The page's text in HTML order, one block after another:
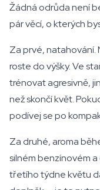
Žádná odrůda není
pár věcí, o kterých
Za prvé, natahování.
roste do výšky. Ve
trénovat agresivně,
než skončí květ.
podívej se po
Za druhé, aroma
silném benzínovém
třetího týdne květu